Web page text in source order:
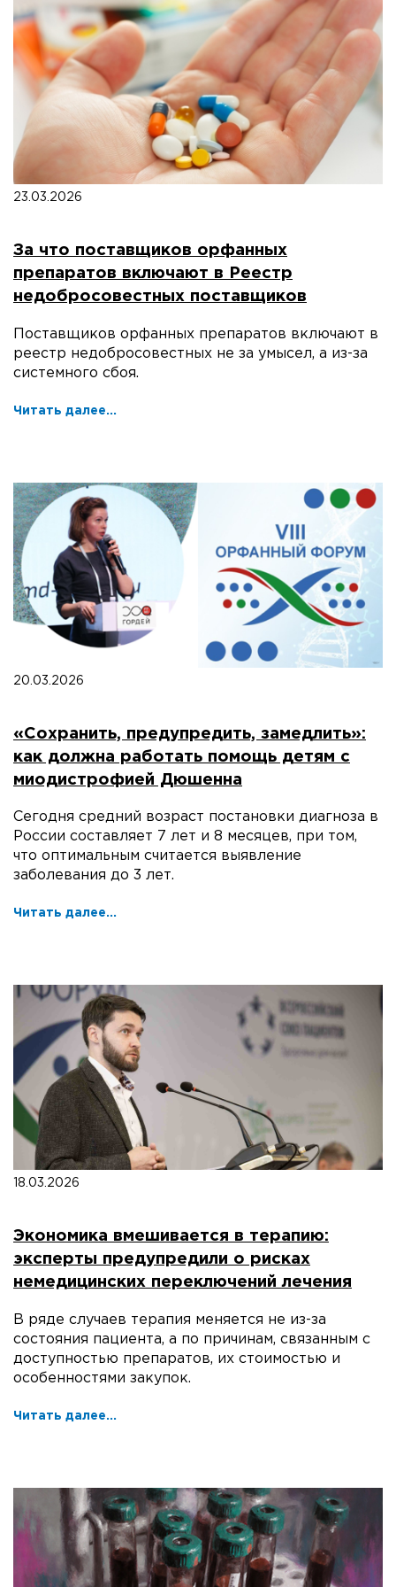
23.03.2026
За что поставщиков орфанных
препаратов включают в Реестр
недобросовестных поставщиков
Поставщиков орфанных препаратов включают в
реестр недобросовестных не за умысел, а из-за
системного сбоя.
Читать далее...
20.03.2026
«Сохранить, предупредить, замедлить»:
как должна работать помощь детям с
миодистрофией Дюшенна
Сегодня средний возраст постановки диагноза в
России составляет 7 лет и 8 месяцев, при том,
что оптимальным считается выявление
заболевания до 3 лет.
Читать далее...
18.03.2026
Экономика вмешивается в терапию:
эксперты предупредили о рисках
немедицинских переключений лечения
В ряде случаев терапия меняется не из-за
состояния пациента, а по причинам, связанным с
доступностью препаратов, их стоимостью и
особенностями закупок.
Читать далее...